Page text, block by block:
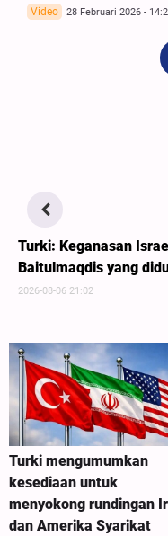
Video 28 Februari 2026 -
Turki: Keganasan
Baitulmaqdis yang
2026-08-06 21:02
Turki mengumumkan
kesediaan untuk
menyokong rundingan
dan Amerika Syarikat